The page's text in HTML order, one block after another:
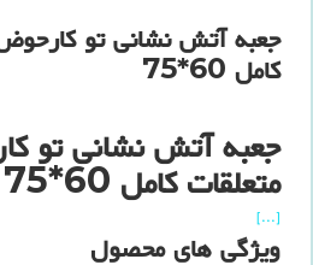
جعبه آتش نشانی تو کارحوض
کامل 60*75
جعبه آتش نشانی تو
متعلقات کامل 60*75
[...]
ویژگی های محصول